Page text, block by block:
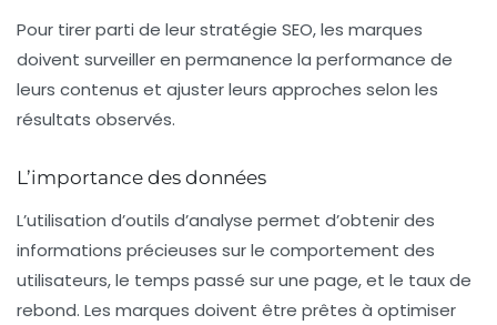
Pour tirer parti de leur stratégie SEO, les marques
doivent surveiller en permanence la performance de
leurs contenus et ajuster leurs approches selon les
résultats observés.
L’importance des données
L’utilisation d’outils d’analyse permet d’obtenir des
informations précieuses sur le comportement des
utilisateurs, le temps passé sur une page, et le taux de
rebond. Les marques doivent être prêtes à optimiser